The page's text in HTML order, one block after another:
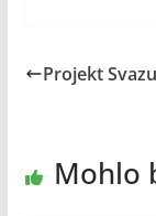
Projekt
Mohlo